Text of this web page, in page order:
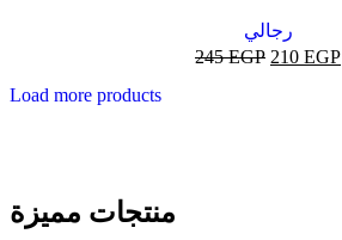
رجالي
245EGP 210 EGP
Load more products
منتجات مميزة